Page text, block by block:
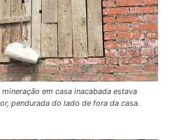
em casa inacabada estava
pendurada do lado de fora da casa.